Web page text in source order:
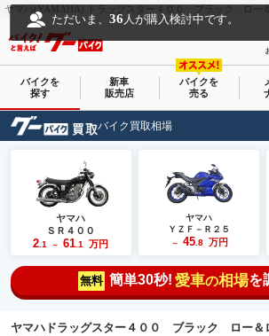
ただいま、36 人が購入検討中です。
バイクを
探す
新車
販売店
バイクを
売る
バイク買取相場
ヤマハ
ＳＲ４００
2 .1 ～ 61 .1 万円
ヤマハ
ＹＺＦ－Ｒ２５
～ 45.8 万円
無料 簡単30秒! 愛車の相場を
ヤマハドラッグスター４００ ブラック ロー